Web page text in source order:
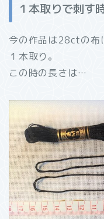
１本取りで刺す
今の作品は28ctの布
１本取り。
この時の長さは…